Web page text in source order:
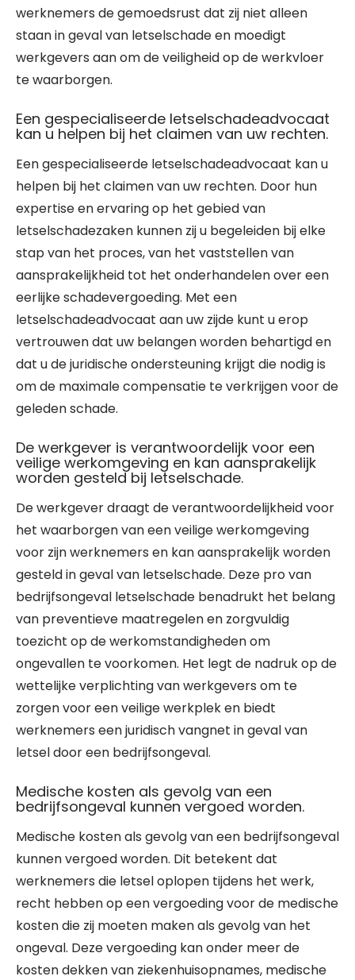
werknemers de gemoedsrust dat zij niet alleen
staan in geval van letselschade en moedigt
werkgevers aan om de veiligheid op de werkvloer
te waarborgen.
Een gespecialiseerde letselschadeadvocaat
kan u helpen bij het claimen van uw rechten.
Een gespecialiseerde letselschadeadvocaat kan u
helpen bij het claimen van uw rechten. Door hun
expertise en ervaring op het gebied van
letselschadezaken kunnen zij u begeleiden bij elke
stap van het proces, van het vaststellen van
aansprakelijkheid tot het onderhandelen over een
eerlijke schadevergoeding. Met een
letselschadeadvocaat aan uw zijde kunt u erop
vertrouwen dat uw belangen worden behartigd en
dat u de juridische ondersteuning krijgt die nodig is
om de maximale compensatie te verkrijgen voor de
geleden schade.
De werkgever is verantwoordelijk voor een
veilige werkomgeving en kan aansprakelijk
worden gesteld bij letselschade.
De werkgever draagt de verantwoordelijkheid voor
het waarborgen van een veilige werkomgeving
voor zijn werknemers en kan aansprakelijk worden
gesteld in geval van letselschade. Deze pro van
bedrijfsongeval letselschade benadrukt het belang
van preventieve maatregelen en zorgvuldig
toezicht op de werkomstandigheden om
ongevallen te voorkomen. Het legt de nadruk op de
wettelijke verplichting van werkgevers om te
zorgen voor een veilige werkplek en biedt
werknemers een juridisch vangnet in geval van
letsel door een bedrijfsongeval.
Medische kosten als gevolg van een
bedrijfsongeval kunnen vergoed worden.
Medische kosten als gevolg van een bedrijfsongeval
kunnen vergoed worden. Dit betekent dat
werknemers die letsel oplopen tijdens het werk,
recht hebben op een vergoeding voor de medische
kosten die zij moeten maken als gevolg van het
ongeval. Deze vergoeding kan onder meer de
kosten dekken van ziekenhuisopnames, medische